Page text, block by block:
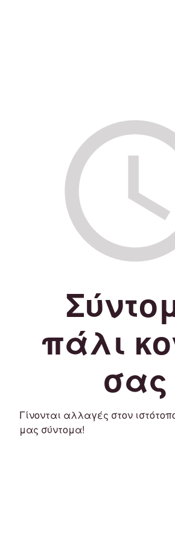
πάλι
σας
Γίνονται αλλαγές στον
μας σύντομα!